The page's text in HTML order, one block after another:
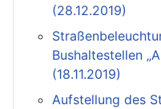
(28.12.2019)
Bushaltestellen
(18.11.2019)
Aufstellung des